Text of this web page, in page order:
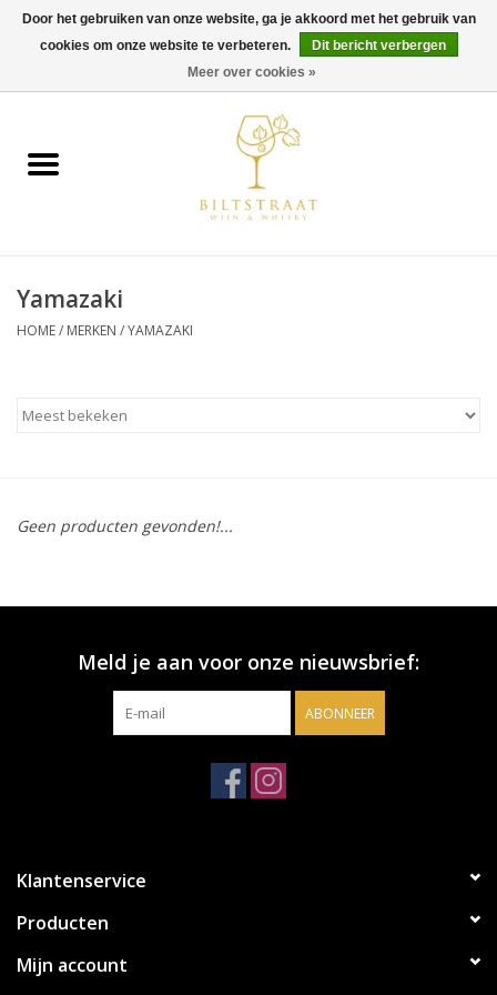
0 Artikelen - €0,00
Wijn
Gin & Tonic
Gedestilleerd
Accessoires
Relatiegeschenken
Yamazaki
HOME/ MERKEN /YAMAZAKI
Geen producten gevonden!...
Meld je aan voor onze nieuwsbrief:
ABONNEER
Klantenservice
Producten
Mijn account
Door het gebruiken van onze website, ga je akkoord met het gebruik van
cookies om onze website te verbeteren.
Dit bericht verbergen
Meer over cookies »